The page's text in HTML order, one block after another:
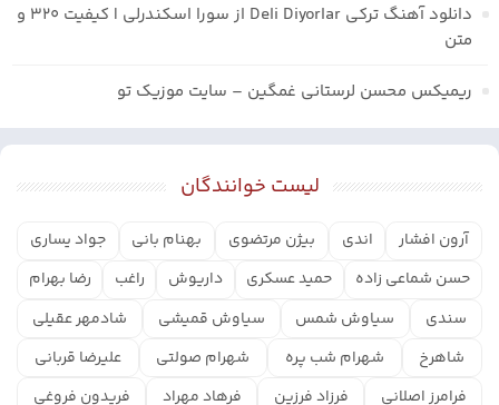
دانلود آهنگ ترکی Deli Diyorlar از سورا اسکندرلی | کیفیت ۳۲۰ و
متن
ریمیکس محسن لرستانی غمگین – سایت موزیک تو
لیست خوانندگان
آرون افشار اندی بیژن مرتضوی بهنام بانی
جواد یساری
حسن شماعی زاده
حمید عسکری داریوش راغب
رضا بهرام
سندی
سیاوش شمس سیاوش قمیشی
شادمهر عقیلی
شاهرخ
شهرام شب پره شهرام صولتی
علیرضا قربانی
فرامرز اصلانی
فرزاد فرزین فرهاد مهراد فریدون فروغی